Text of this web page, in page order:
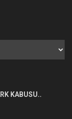
KABUSU..